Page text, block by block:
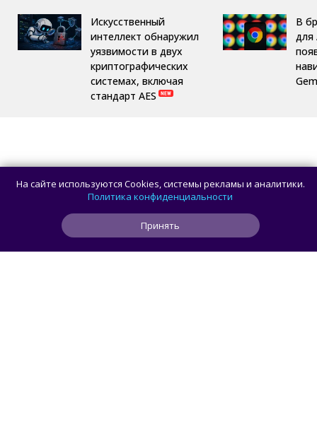
Искусственный
интеллект обнаружил
уязвимости в двух
криптографических
системах, включая
стандарт AES
В
для
На сайте используются Cookies, системы рекламы и аналитики.
Политика конфиденциальности
Принять